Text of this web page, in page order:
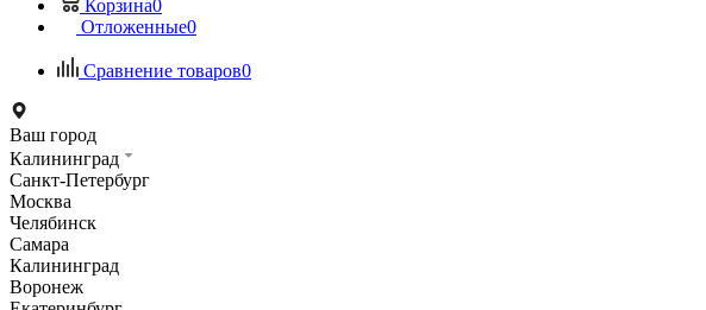
Корзина0
Отложенные0
Сравнение товаров0
Ваш город
Калининград
Санкт-Петербург
Москва
Челябинск
Самара
Калининград
Воронеж